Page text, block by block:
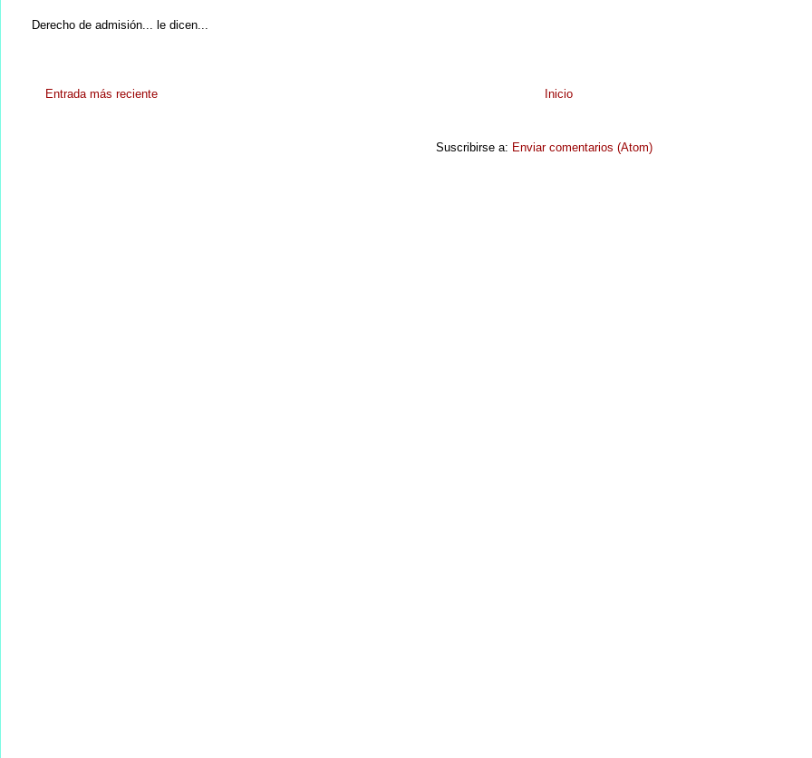
Derecho de admisión... le dicen...
Entrada más reciente Inicio
Suscribirse a: Enviar comentarios (Atom)